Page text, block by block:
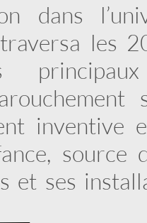
dans
les
inventive
et ses